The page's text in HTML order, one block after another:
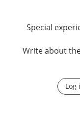
Special
Write about
Log